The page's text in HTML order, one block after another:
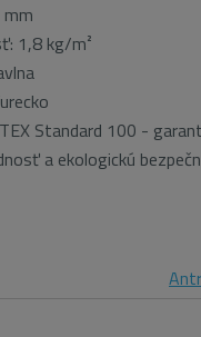
mm
1,8 kg/m²
Standard 100 -
a ekologickú